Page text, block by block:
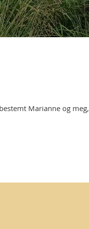
Marianne og meg,